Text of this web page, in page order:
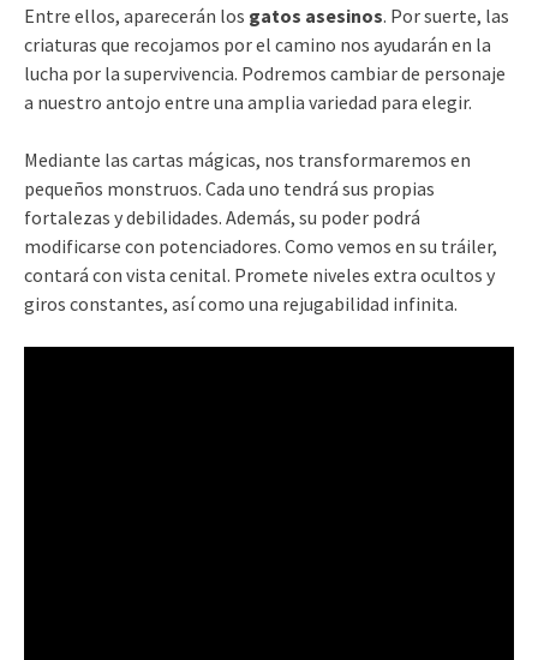
Entre ellos, aparecerán los gatos asesinos. Por suerte, las
criaturas que recojamos por el camino nos ayudarán en la
lucha por la supervivencia. Podremos cambiar de personaje
a nuestro antojo entre una amplia variedad para elegir.
Mediante las cartas mágicas, nos transformaremos en
pequeños monstruos. Cada uno tendrá sus propias
fortalezas y debilidades. Además, su poder podrá
modificarse con potenciadores. Como vemos en su tráiler,
contará con vista cenital. Promete niveles extra ocultos y
giros constantes, así como una rejugabilidad infinita.